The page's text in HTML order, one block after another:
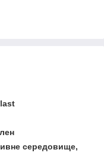
середовище,